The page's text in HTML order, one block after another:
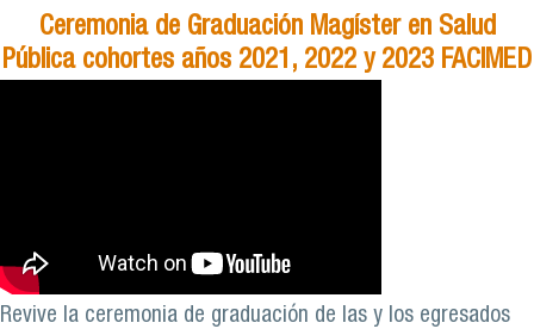
Ceremonia de Graduación Magíster en Salud
Pública cohortes años 2021, 2022 y 2023 FACIMED
Revive la ceremonia de graduación de las y los egresados